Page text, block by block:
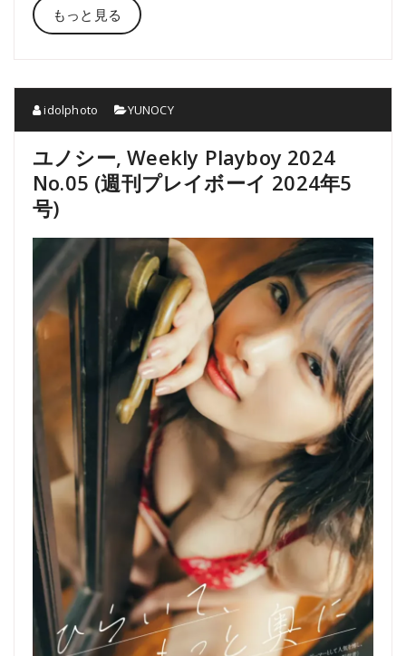
もっと見る
idolphoto YUNOCY
ユノシー, Weekly Playboy 2024
No.05 (週刊プレイボーイ 2024年5
号)